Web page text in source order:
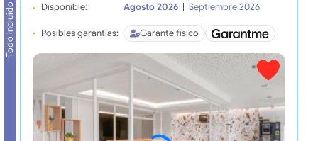
Todo incluido Disponible: Agosto 2026 Septiembre 2026
Posibles garantías: Garante físico